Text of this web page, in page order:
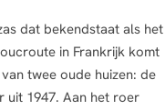
dat bekendstaat als het
in Frankrijk komt
twee oude huizen: de
uit 1947. Aan het roer